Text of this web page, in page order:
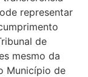
representar
de
mesmo da
Município de